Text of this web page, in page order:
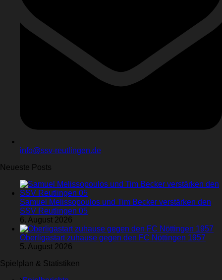
info@ssv-reutlingen.de
Neueste Posts
Samuel Melissopoulos und Tim Becker verstärken den
SSV Reutlingen 05
6. August 2026
Oberligastart zuhause gegen den FC Nöttingen 1957
5. August 2026
Spielplan & Statistiken